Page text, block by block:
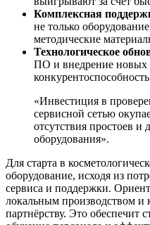
Комплексная
не только
методические
Технологическое
ПО и внедрение
«Инвестиция в
сервисной сетью
отсутствия простоев и
оборудования».
Для старта в
оборудование, исходя из
сервиса и поддержки.
локальным производством
партнёрству. Это обеспечит